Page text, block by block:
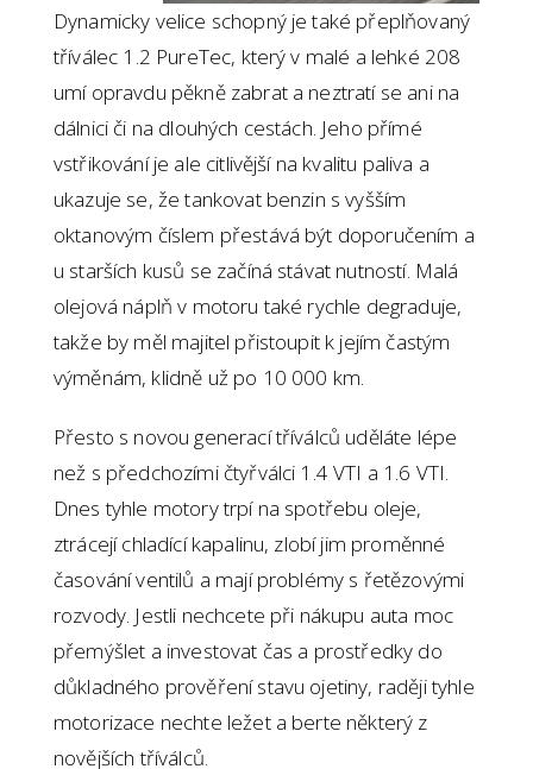
Dynamicky velice schopný je také přeplňovaný
tříválec 1.2 PureTec, který v malé a lehké 208
umí opravdu pěkně zabrat a neztratí se ani na
dálnici či na dlouhých cestách. Jeho přímé
vstřikování je ale citlivější na kvalitu paliva a
ukazuje se, že tankovat benzin s vyšším
oktanovým číslem přestává být doporučením a
u starších kusů se začíná stávat nutností. Malá
olejová náplň v motoru také rychle degraduje,
takže by měl majitel přistoupit k jejím častým
výměnám, klidně už po 10 000 km.
Přesto s novou generací tříválců uděláte lépe
než s předchozími čtyřválci 1.4 VTI a 1.6 VTI.
Dnes tyhle motory trpí na spotřebu oleje,
ztrácejí chladící kapalinu, zlobí jim proměnné
časování ventilů a mají problémy s řetězovými
rozvody. Jestli nechcete při nákupu auta moc
přemýšlet a investovat čas a prostředky do
důkladného prověření stavu ojetiny, raději tyhle
motorizace nechte ležet a berte některý z
novějších tříválců.